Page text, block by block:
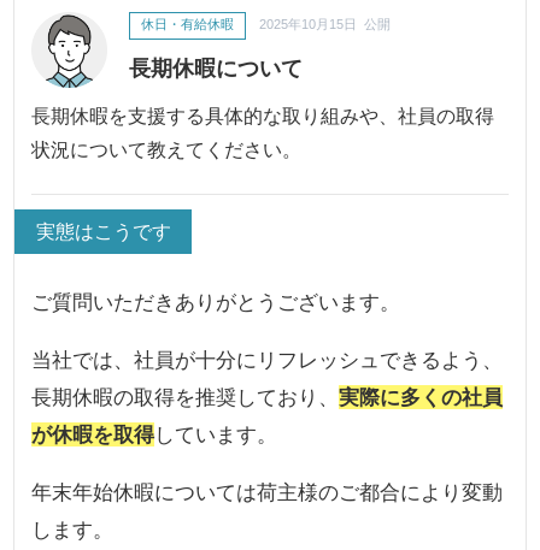
長期休暇について
休日・有給休暇 2025年10月15日 公開
長期休暇を支援する具体的な取り組みや、社員の取得
状況について教えてください。
実態はこうです
ご質問いただきありがとうございます。
当社では、社員が十分にリフレッシュできるよう、
長期休暇の取得を推奨しており、実際に多くの社員
が休暇を取得しています。
年末年始休暇については荷主様のご都合により変動
します。